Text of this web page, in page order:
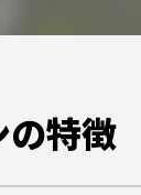
の特徴